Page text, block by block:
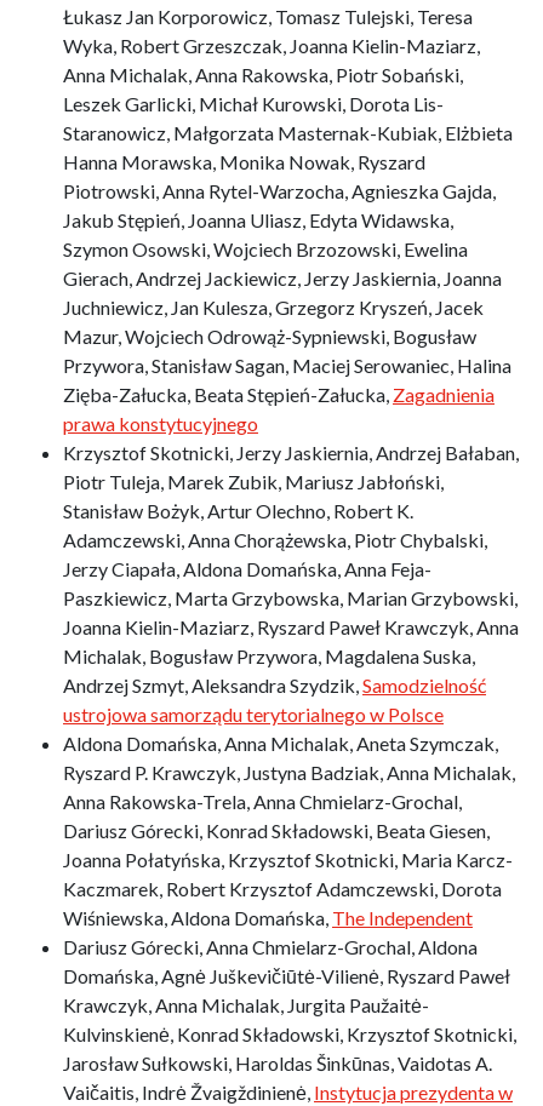
Łukasz Jan Korporowicz, Tomasz Tulejski, Teresa
Wyka, Robert Grzeszczak, Joanna Kielin-Maziarz,
Anna Michalak, Anna Rakowska, Piotr Sobański,
Leszek Garlicki, Michał Kurowski, Dorota Lis-
Staranowicz, Małgorzata Masternak-Kubiak, Elżbieta
Hanna Morawska, Monika Nowak, Ryszard
Piotrowski, Anna Rytel-Warzocha, Agnieszka Gajda,
Jakub Stępień, Joanna Uliasz, Edyta Widawska,
Szymon Osowski, Wojciech Brzozowski, Ewelina
Gierach, Andrzej Jackiewicz, Jerzy Jaskiernia, Joanna
Juchniewicz, Jan Kulesza, Grzegorz Kryszeń, Jacek
Mazur, Wojciech Odrowąż-Sypniewski, Bogusław
Przywora, Stanisław Sagan, Maciej Serowaniec, Halina
Zięba-Załucka, Beata Stępień-Załucka, Zagadnienia
prawa konstytucyjnego
Krzysztof Skotnicki, Jerzy Jaskiernia, Andrzej Bałaban,
Piotr Tuleja, Marek Zubik, Mariusz Jabłoński,
Stanisław Bożyk, Artur Olechno, Robert K.
Adamczewski, Anna Chorążewska, Piotr Chybalski,
Jerzy Ciapała, Aldona Domańska, Anna Feja-
Paszkiewicz, Marta Grzybowska, Marian Grzybowski,
Joanna Kielin-Maziarz, Ryszard Paweł Krawczyk, Anna
Michalak, Bogusław Przywora, Magdalena Suska,
Andrzej Szmyt, Aleksandra Szydzik,Samodzielność
ustrojowa samorządu terytorialnego w Polsce
Aldona Domańska, Anna Michalak, Aneta Szymczak,
Ryszard P. Krawczyk, Justyna Badziak, Anna Michalak,
Anna Rakowska-Trela, Anna Chmielarz-Grochal,
Dariusz Górecki, Konrad Składowski, Beata Giesen,
Joanna Połatyńska, Krzysztof Skotnicki, Maria Karcz-
Kaczmarek, Robert Krzysztof Adamczewski, Dorota
Wiśniewska, Aldona Domańska, The Independent
Dariusz Górecki, Anna Chmielarz-Grochal, Aldona
Domańska, Agnė Juškevičiūtė-Vilienė, Ryszard Paweł
Krawczyk, Anna Michalak, Jurgita Paužaitė-
Kulvinskienė, Konrad Składowski, Krzysztof Skotnicki,
Jarosław Sułkowski, Haroldas Šinkūnas, Vaidotas A.
Vaičaitis, Indrė Žvaigždinienė, Instytucja prezydenta w